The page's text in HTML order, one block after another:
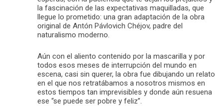
la fascinación de las expectativas maquilladas, que
llegue lo prometido: una gran adaptación de la obra
original de Antón Pávlovich Chéjov, padre del
naturalismo moderno.
Aún con el aliento contenido por la mascarilla y por
todos esos meses de interrupción del mundo en
escena, casi sin querer, la obra fue dibujando un relato
en el que nos retratábamos a nosotros mismos en
estos tiempos tan imprevisibles y donde aún resuena
ese “se puede ser pobre y feliz”.